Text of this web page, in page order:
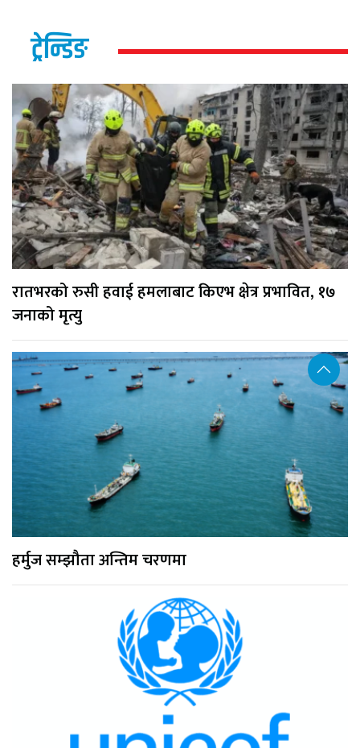
ट्रेन्डिङ
रातभरको रुसी हवाई हमलाबाट किएभ क्षेत्र प्रभावित, १७
जनाको मृत्यु
हर्मुज सम्झौता अन्तिम चरणमा